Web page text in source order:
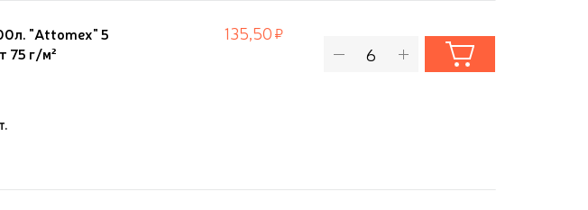
"Attomex" 5
75 г/м²
135,50